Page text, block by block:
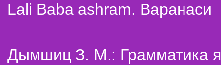
Lali Baba ashram. Варанаси
Дымшиц З. М.: Грамматика